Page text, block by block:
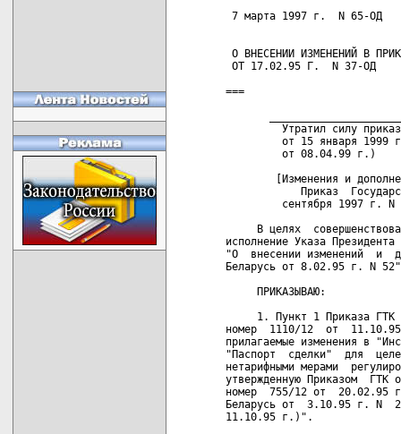
7 марта 1997 г.  N
О ВНЕСЕНИИ ИЗМЕНЕНИЙ В
ОТ 17.02.95 Г.  N 37-ОД
===
Утратил силу
от 15 января 1999
         от 08.04.99 г.)
[Изменения и
Приказ
сентября 1997 г. N
В целях
исполнение Указа
"О  внесении изменений  и
Беларусь от 8.02.95 г. N 52"
     ПРИКАЗЫВАЮ:
1. Пункт 1 Приказа ГТК
номер  1110/12  от
прилагаемые изменения в
"Паспорт  сделки"  для
нетарифными мерами
утвержденную Приказом
номер  755/12 от  20.02.95
Беларусь от  3.10.95 г. N
11.10.95 г.)".